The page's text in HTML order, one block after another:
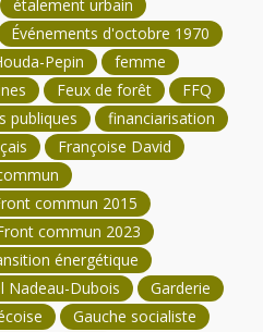
étalement urbain
Événements d'octobre 1970
Pepin
femme
Feux de forêt
FFQ
publiques
financiarisation
Françoise David
commun 2015
commun 2023
énergétique
Nadeau-Dubois
Garderie
Gauche socialiste